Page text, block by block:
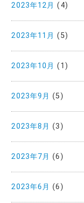
2023年12月 (4)
2023年11月 (5)
2023年10月 (1)
2023年9月 (5)
2023年8月 (3)
2023年7月 (6)
2023年6月 (6)